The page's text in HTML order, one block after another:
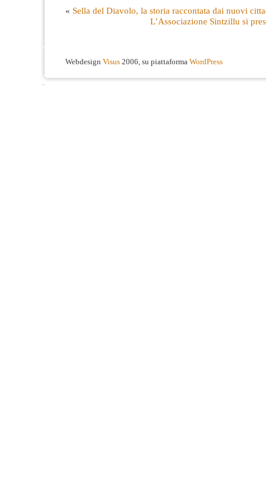
« Sella del Diavolo, la storia raccontata dai nuovi
L’Associazione Sintzillu si
Webdesign Visus 2006, su piattaforma WordPress